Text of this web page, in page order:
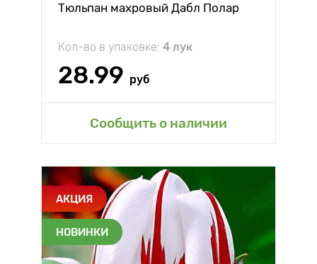
Тюльпан махровый Дабл Полар
Кол-во в упаковке: 4 лук
28.99 руб
Сообщить о наличии
АКЦИЯ
НОВИНКИ